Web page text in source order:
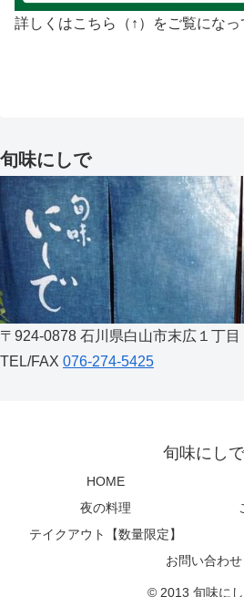
詳しくはこちら（↑）をご覧になっ
旬味にしで
〒924-0878 石川県白山市末広１丁目
TEL/FAX 076-274-5425
旬味にしで
HOME
夜の料理
テイクアウト【数量限定】
お問い合わせ
© 2013 旬味にし